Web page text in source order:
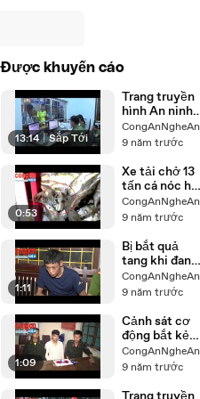
Được khuyến cáo
13:14 | Sắp Tới
Trang truyền
hình An ninh
Nghệ An ngày
12/7/2017
CongAnNgheAn
9 năm trước
0:53
Xe tải chở 13
tấn cá nóc hôi
thối đi tiêu
thụ
CongAnNgheAn
9 năm trước
1:11
Bị bắt quả
tang khi đang
giao 'hàng đá'
ở khách sạn
(TP Vinh)
CongAnNgheAn
9 năm trước
1:09
Cảnh sát cơ
động bắt kẻ
chuyển hồng
phiến và ma
CongAnNgheAn
9 năm trước